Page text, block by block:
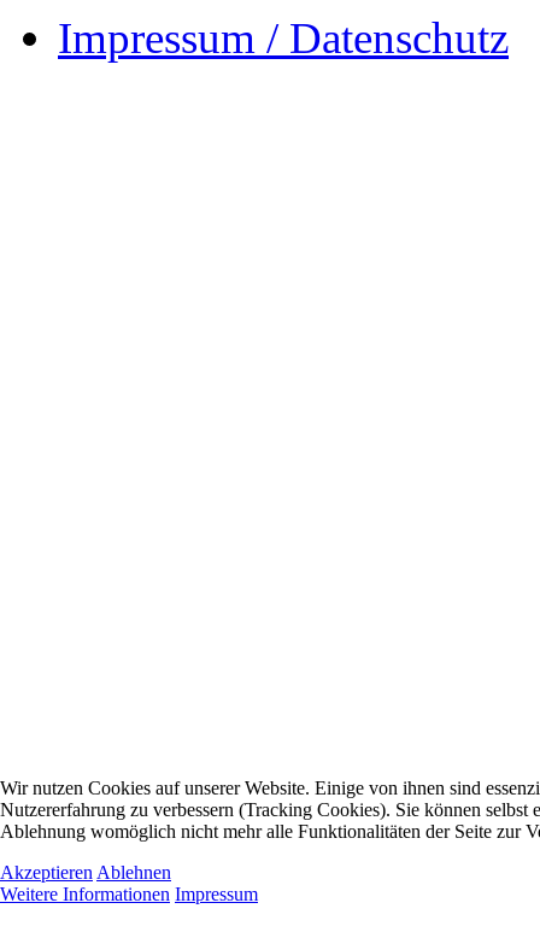
Impressum / Datenschutz
Wir nutzen Cookies auf unserer Website. Einige von ihnen sind
Nutzererfahrung zu verbessern (Tracking Cookies). Sie können selbst
Ablehnung womöglich nicht mehr alle Funktionalitäten der Seite zur
Akzeptieren Ablehnen
Weitere Informationen Impressum